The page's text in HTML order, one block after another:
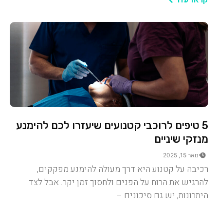
5 טיפים לרוכבי קטנועים שיעזרו לכם להימנע
מנזקי שיניים
ינואר 15, 2025
רכיבה על קטנוע היא דרך מעולה להימנע מפקקים,
להרגיש את הרוח על הפנים ולחסוך זמן יקר. אבל לצד
היתרונות, יש גם סיכונים –...